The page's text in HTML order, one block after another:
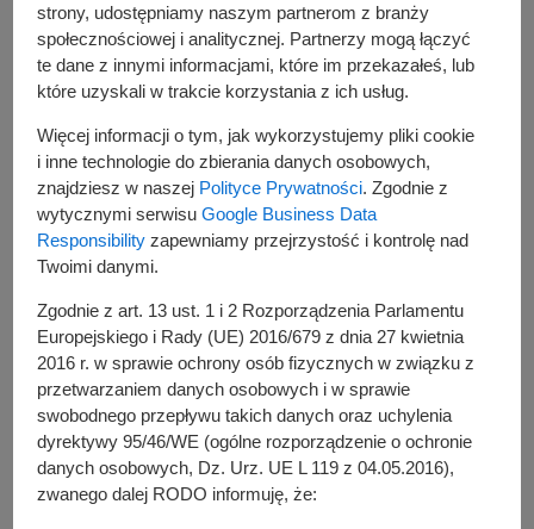
Od 23 lipca 2025 r. zostanie
wprowadzona kolejna tymczasowa
organizacja ruchu w związku z
budową dróg powiatowych
Borówiec-Koninko-Lotnisko
Poznań-Krzesiny
Nastąpi czasowe zamknięcie ul. Drukarskiej oraz zmiana
organizacji ruchu w związku z budową ronda na ul.
Krzesiny.
strony, udostępniamy naszym partnerom z branży
społecznościowej i analitycznej. Partnerzy mogą łączyć
te dane z innymi informacjami, które im przekazałeś, lub
które uzyskali w trakcie korzystania z ich usług.
Więcej informacji o tym, jak wykorzystujemy pliki cookie
i inne technologie do zbierania danych osobowych,
znajdziesz w naszej Polityce Prywatności. Zgodnie z
wytycznymi serwisuGoogle Business Data
Responsibility zapewniamy przejrzystość i kontrolę nad
Twoimi danymi.
Zgodnie z art. 13 ust. 1 i 2 Rozporządzenia Parlamentu
Europejskiego i Rady (UE) 2016/679 z dnia 27 kwietnia
2016 r. w sprawie ochrony osób fizycznych w związku z
przetwarzaniem danych osobowych i w sprawie
swobodnego przepływu takich danych oraz uchylenia
dyrektywy 95/46/WE (ogólne rozporządzenie o ochronie
danych osobowych, Dz. Urz. UE L 119 z 04.05.2016),
zwanego dalej RODO informuję, że: